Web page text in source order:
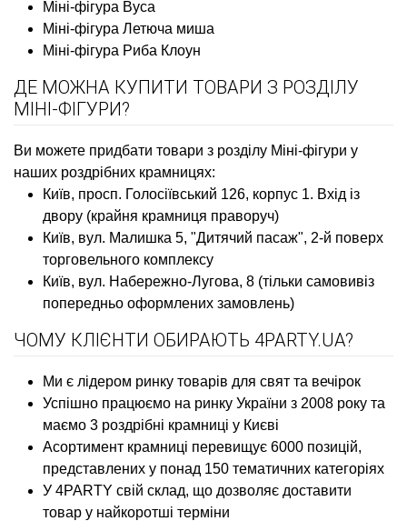
Міні-фігура Вуса
Міні-фігура Летюча миша
Міні-фігура Риба Клоун
ДЕ МОЖНА КУПИТИ ТОВАРИ З РОЗДІЛУ
МІНІ-ФІГУРИ?
Ви можете придбати товари з розділу Міні-фігури у
наших роздрібних крамницях:
Київ, просп. Голосіївський 126, корпус 1. Вхід із
двору (крайня крамниця праворуч)
Київ, вул. Малишка 5, "Дитячий пасаж", 2-й поверх
торговельного комплексу
Київ, вул. Набережно-Лугова, 8 (тільки самовивіз
попередньо оформлених замовлень)
ЧОМУ КЛІЄНТИ ОБИРАЮТЬ 4PARTY.UA?
Ми є лідером ринку товарів для свят та вечірок
Успішно працюємо на ринку України з 2008 року та
маємо 3 роздрібні крамниці у Києві
Асортимент крамниці перевищує 6000 позицій,
представлених у понад 150 тематичних категоріях
У 4PARTY свій склад, що дозволяє доставити
товар у найкоротші терміни